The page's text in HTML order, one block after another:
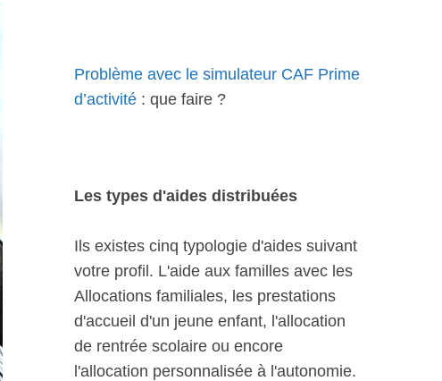
Problème avec le simulateur CAF Prime
d’activité : que faire ?
Les types d'aides distribuées
Ils existes cinq typologie d'aides suivant
votre profil. L'aide aux familles avec les
Allocations familiales, les prestations
d'accueil d'un jeune enfant, l'allocation
de rentrée scolaire ou encore
l'allocation personnalisée à l'autonomie.